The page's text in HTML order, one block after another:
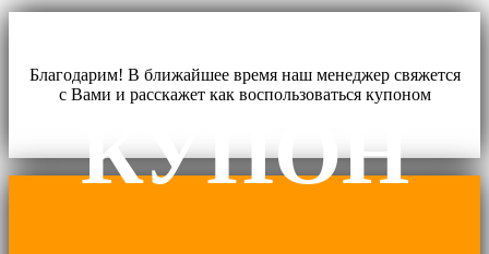
Благодарим! В ближайшее время наш менеджер свяжется
с Вами и расскажет как воспользоваться купоном
КУПОН